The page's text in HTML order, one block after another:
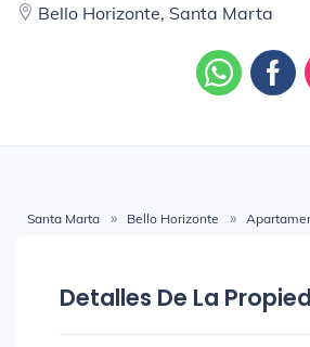
Bello Horizonte, Santa Marta
Santa Marta Bello Horizonte
Detalles De La